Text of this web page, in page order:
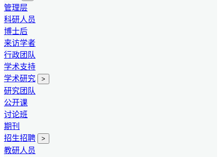
管理层
科研人员
博士后
来访学者
行政团队
学术支持
学术研究
>
研究团队
公开课
讨论班
期刊
招生招聘
>
教研人员